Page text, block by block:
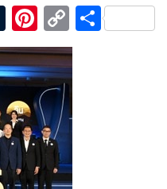
T
u
m
bl
r
Pi
nt
er
e
st
C
o
p
y
Li
k
S